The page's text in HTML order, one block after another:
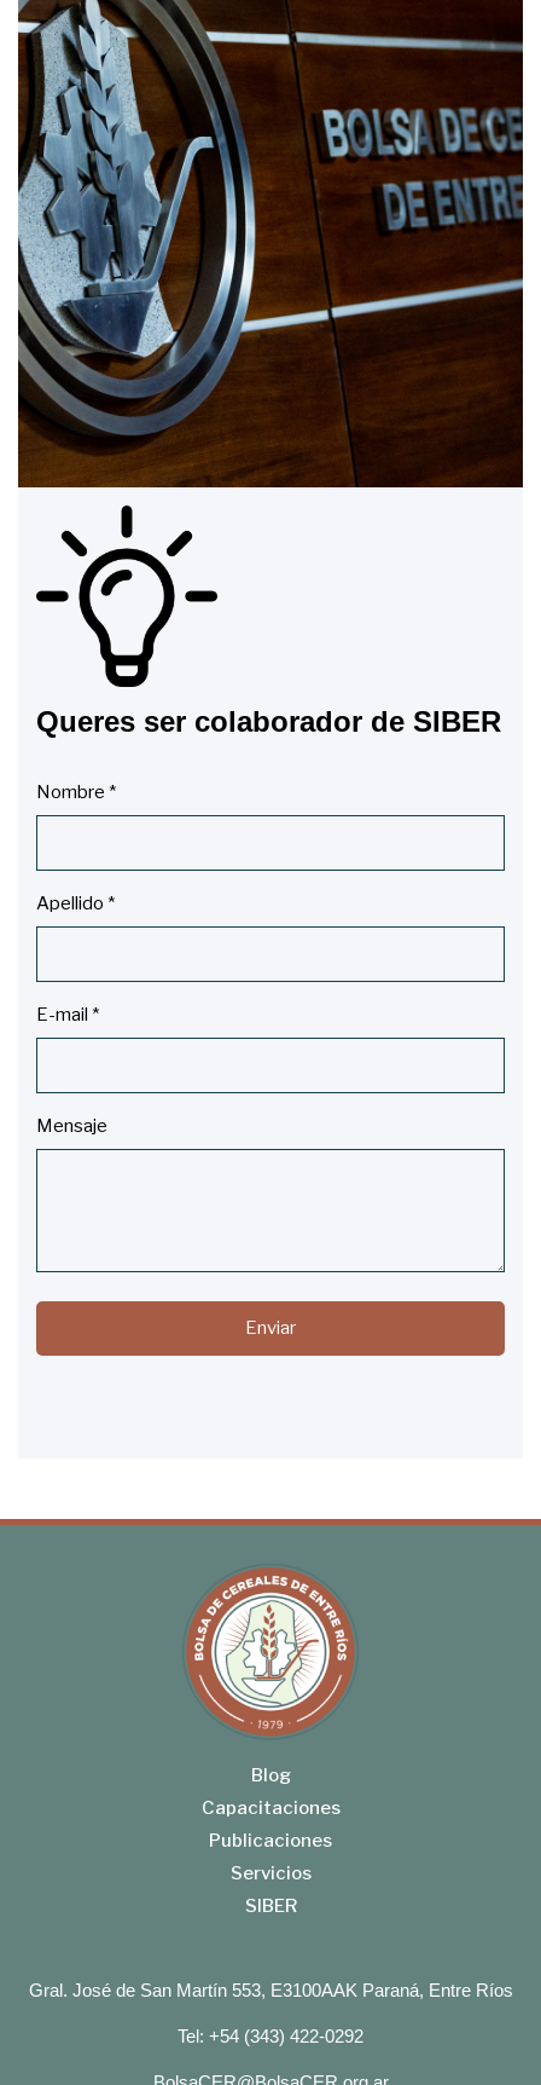
Queres ser colaborador de SIBER
Nombre *
Apellido *
E-mail *
Mensaje
Enviar
Blog
Capacitaciones
Publicaciones
Servicios
SIBER
Gral. José de San Martín 553, E3100AAK Paraná, Entre Ríos
Tel: +54 (343) 422-0292